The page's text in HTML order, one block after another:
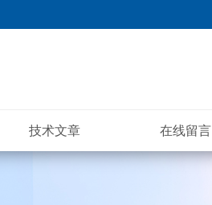
技术文章 在线留言